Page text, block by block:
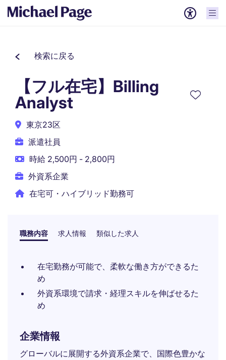
検索に戻る
【フル在宅】Billing
Analyst
東京23区
派遣社員
時給 2,500円 - 2,800円
外資系企業
在宅可・ハイブリッド勤務可
職務内容 求人情報 類似した求人
在宅勤務が可能で、柔軟な働き方ができるた
め
外資系環境で請求・経理スキルを伸ばせるた
め
企業情報
グローバルに展開する外資系企業で、国際色豊かな